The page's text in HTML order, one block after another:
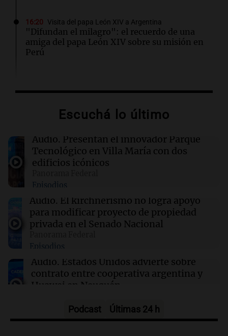
16:20 Visita del papa León XIV a Argentina
"Difundan el milagro": el recuerdo de una
amiga del papa León XIV sobre su misión en
Perú
Boca confirmó cuándo llegará al país el
16:06 Mundo
Crisis sanitaria en Cisjordania: las políticas
israelíes afectan gravemente el acceso a la
salud
16:02 Mundo
Las primarias de Tennessee marcan el debut
de un controvertido mapa parlamentario que
divide Memphis
16:00 Política y Economía
Dólar hoy, dólar blue hoy: a cuánto cerró este
jueves 6 de agosto
Escuchá lo último
Audio. Presentan el innovador Parque
Tecnológico en Villa María con dos
edificios icónicos
Episodios
Audio. El kirchnerismo no logra apoyo
para modificar proyecto de propiedad
privada en el Senado Nacional
Episodios
Audio. Estados Unidos advierte sobre
contrato entre cooperativa argentina y
Huawei en Neuquén
Audio.El vicegobernador de Salta resalta
Podcast Últimas 24 h